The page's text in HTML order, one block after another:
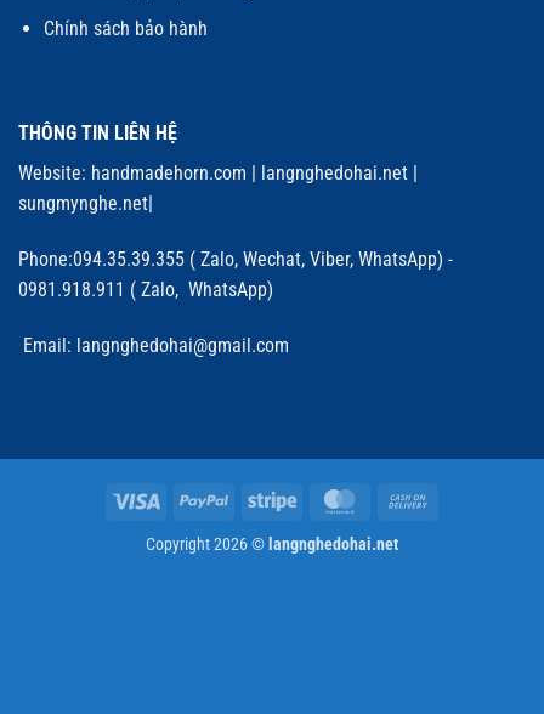
Chính sách bảo hành
THÔNG TIN LIÊN HỆ
Website: handmadehorn.com langnghedohai.net
sungmynghe.net
Phone:094.35.39.355 ( Zalo, Wechat, Viber, WhatsApp) -
0981.918.911 ( Zalo, WhatsApp)
Email: langnghedohai@gmail.com
Visa PayPal Stripe MasterCard
Copyright 2026 © langnghedohai.net